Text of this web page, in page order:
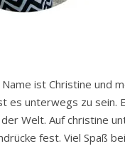
Name ist Christine und
es unterwegs zu sein.
Welt. Auf christine
fest. Viel Spaß